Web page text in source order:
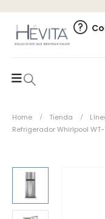
Home Tienda
Refrigerador Whirlpool WT-